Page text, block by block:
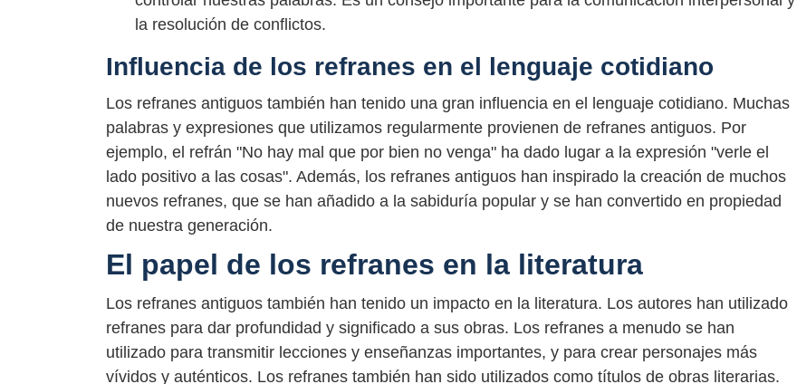
la resolución de conflictos.
Influencia de los refranes en el lenguaje cotidiano
Los refranes antiguos también han tenido una gran influencia en el lenguaje cotidiano. Muchas
palabras y expresiones que utilizamos regularmente provienen de refranes antiguos. Por
ejemplo, el refrán "No hay mal que por bien no venga" ha dado lugar a la expresión "verle el
lado positivo a las cosas". Además, los refranes antiguos han inspirado la creación de muchos
nuevos refranes, que se han añadido a la sabiduría popular y se han convertido en propiedad
de nuestra generación.
El papel de los refranes en la literatura
Los refranes antiguos también han tenido un impacto en la literatura. Los autores han utilizado
refranes para dar profundidad y significado a sus obras. Los refranes a menudo se han
utilizado para transmitir lecciones y enseñanzas importantes, y para crear personajes más
vívidos y auténticos. Los refranes también han sido utilizados como títulos de obras literarias.